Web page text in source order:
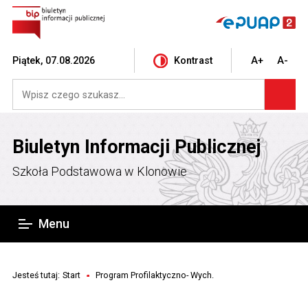
Piątek, 07.08.2026 Kontrast A+ A-
Biuletyn Informacji Publicznej
Szkoła Podstawowa w Klonowie
Menu
Jesteś tutaj: Start Program Profilaktyczno- Wych.